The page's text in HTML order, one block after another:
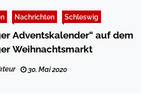
Nachrichten Schleswig
Adventskalender“ auf dem
Weihnachtsmarkt
30. Mai 2020